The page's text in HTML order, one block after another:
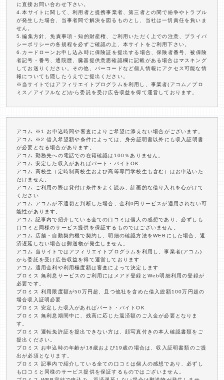
に直接お問い合わせ下さい。
4.本サイトに関して、利用者と提携事業者、第三者との間で紛争やトラブル
が発生した場合、当事者間で解決を図るものとし、当社は一切責任を負いま
せん。
5.編集方針、免責事項・知的財産権、ご利用いただく上での注意、プライバ
シーポリシーの各規程を必ずご確認の上、本サイトをご利用下さい。
6.カードローンお申し込み時に保険証を提出する場合、保険者番号、被保険
者記号・番号、通院歴、臓器提供意思確認欄に記載がある場合はマスキング
してお送りください。その他、バーコードなど個人情報にアクセス可能な情
報についても隠したうえでご提出ください。
※当サイトではアフィリエイトプログラムを利用し、事業者(アコム／プロ
ミス／アイフルなど)から委託を受け広告収益を得て運営しております。
アコム ※1 お申込時間や審査によりご希望に添えない場合がございます。
アコム ※2 借入希望額や条件によっては、身分証明書以外にも収入証明書
が必要となる場合があります。
アコム 勤務先への電話での在籍確認は100％ありません。
アコム 安定した収入があればパート・バイトOK
アコム 高校生（定時制高校生および高等専門学校生も含む）はお申込いた
だけません。
アコム ご利用の際は貸付け条件をよく読み、計画的な借り入れを心がけて
ください
アコム アコムが不適切と判断した場合、金利0円サービスが適用されない可
能性があります。
アコム 記事内で紹介している全ての口コミは個人の感想であり、必ずしも
口コミと同様のサービス提供を保証するものではございません。
アコム 店舗・自動契約機で契約し、明細の確認方法をWEBにした場合、返
済遅延しない場合は郵送物が発生しません。
アコム 当サイトではアフィリエイトプログラムを利用し、事業者(アコム)
から委託を受け広告収益を得て運営しております
アコム 適用金利や利用極度額は審査によって決定します
プロミス 無利息サービスのご利用にはメアド登録とWeb明細利用の登録が
必要です。
プロミス 利用限度額が50万円超、且つ他社を含めた借入総額100万円超の
場合収入証明必要
プロミス 安定した収入があればパート・バイトOK
プロミス 無利息期間中に、残高に応じた返済額のご入金が必要となりま
す。
プロミス 運転免許証を提出できない方は、顔写真付きの本人確認書類をご
提出ください。
プロミス お申込時の年齢が18歳および19歳の場合は、収入証明書類のご提
出が必須となります。
プロミス 記事内で紹介している全ての口コミは個人の感想であり、必ずし
も口コミと同様のサービス提供を保証するものではございません。